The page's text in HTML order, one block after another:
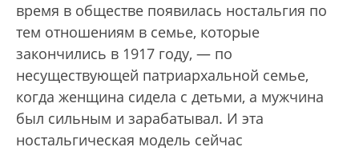
время в обществе появилась ностальгия по
тем отношениям в семье, которые
закончились в 1917 году, — по
несуществующей патриархальной семье,
когда женщина сидела с детьми, а мужчина
был сильным и зарабатывал. И эта
ностальгическая модель сейчас